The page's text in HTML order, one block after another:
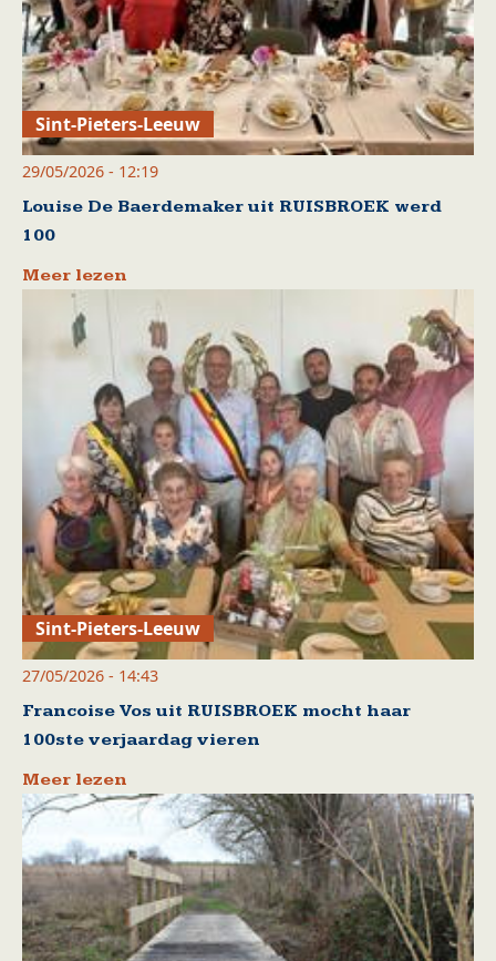
Sint-Pieters-Leeuw
29/05/2026 - 12:19
Louise De Baerdemaker uit RUISBROEK werd
100
Meer lezen
Sint-Pieters-Leeuw
27/05/2026 - 14:43
Francoise Vos uit RUISBROEK mocht haar
100ste verjaardag vieren
Meer lezen